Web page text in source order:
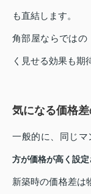
も直結します。
角部屋ならではの
く見せる効果も期
気になる価格
一般的に、同じ
方が価格が高く設定
新築時の価格差は